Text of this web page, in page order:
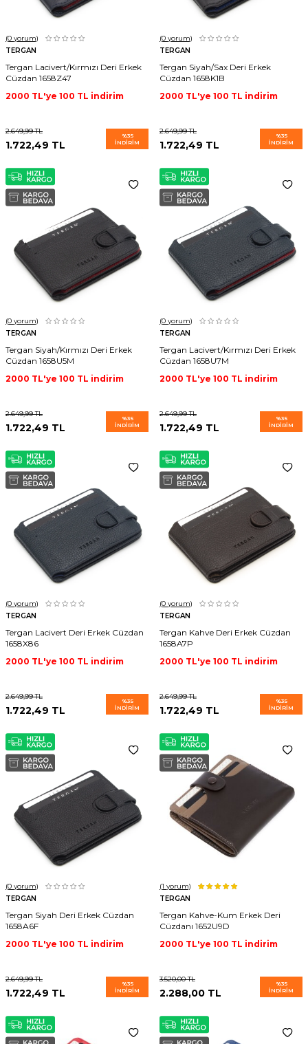
(0 yorum)
TERGAN
Tergan Lacivert/Kırmızı Deri Erkek
Cüzdan 1658Z47
2000 TL'ye 100 TL indirim
2.649,99TL
1.722,49 TL
%35
İNDIRIM
(0 yorum)
TERGAN
Tergan Siyah/Sax Deri Erkek
Cüzdan 1658K1B
2000 TL'ye 100 TL indirim
2.649,99TL
1.722,49 TL
%35
İNDIRIM
(0 yorum)
TERGAN
Tergan Siyah/Kırmızı Deri Erkek
Cüzdan 1658U5M
2000 TL'ye 100 TL indirim
2.649,99TL
1.722,49 TL
%35
İNDIRIM
(0 yorum)
TERGAN
Tergan Lacivert/Kırmızı Deri Erkek
Cüzdan 1658U7M
2000 TL'ye 100 TL indirim
2.649,99TL
1.722,49 TL
%35
İNDIRIM
(0 yorum)
TERGAN
Tergan Lacivert Deri Erkek Cüzdan
1658X86
2000 TL'ye 100 TL indirim
2.649,99TL
1.722,49 TL
%35
İNDIRIM
(0 yorum)
TERGAN
Tergan Kahve Deri Erkek Cüzdan
1658A7P
2000 TL'ye 100 TL indirim
2.649,99TL
1.722,49 TL
%35
İNDIRIM
(0 yorum)
TERGAN
Tergan Siyah Deri Erkek Cüzdan
1658A6F
2000 TL'ye 100 TL indirim
2.649,99TL
1.722,49 TL
%35
İNDIRIM
(1 yorum)
TERGAN
Tergan Kahve-Kum Erkek Deri
Cüzdanı 1652U9D
2000 TL'ye 100 TL indirim
3.520,00TL
2.288,00 TL
%35
İNDIRIM